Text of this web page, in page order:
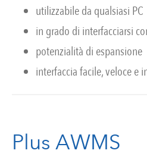
utilizzabile da qualsiasi PC
in grado di interfacciarsi
potenzialità di espansione
interfaccia facile, veloce e
Plus AWMS